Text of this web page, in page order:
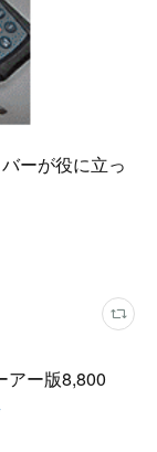
ーが役に立っ
アー版8,800